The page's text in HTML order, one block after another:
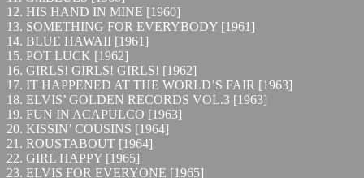
12. HIS HAND IN MINE [1960]
13. SOMETHING FOR EVERYBODY [1961]
14. BLUE HAWAII [1961]
15. POT LUCK [1962]
16. GIRLS! GIRLS! GIRLS! [1962]
17. IT HAPPENED AT THE WORLD’S FAIR [1963]
18. ELVIS’ GOLDEN RECORDS VOL.3 [1963]
19. FUN IN ACAPULCO [1963]
20. KISSIN’ COUSINS [1964]
21. ROUSTABOUT [1964]
22. GIRL HAPPY [1965]
23. ELVIS FOR EVERYONE [1965]